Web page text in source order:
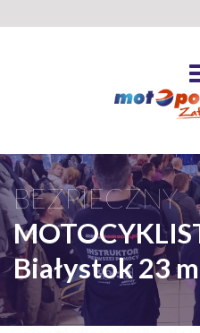
BEZPIECZNY
Białystok 23